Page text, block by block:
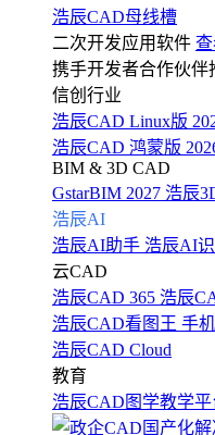
浩辰CAD母线槽
二次开发应用软件
携手开发者合作伙
信创行业
浩辰CAD Linux版
浩辰CAD 鸿蒙版
BIM & 3D CAD
GstarBIM 2027 浩辰
浩辰AI
浩辰AI助手 浩辰AI
云CAD
浩辰CAD 365 浩辰
浩辰CAD看图王 手
浩辰CAD Cloud
教育
浩辰CAD图学教学平